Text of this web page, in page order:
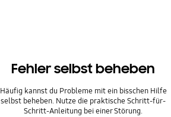
Fehler selbst beheben
Häufig kannst du Probleme mit ein bisschen Hilfe
selbst beheben. Nutze die praktische Schritt-für-
Schritt-Anleitung bei einer Störung.